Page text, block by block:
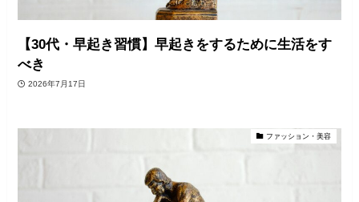
【30代・早起き習慣】早起きをするために生活をす
べき
2026年7月17日
ファッション・美容